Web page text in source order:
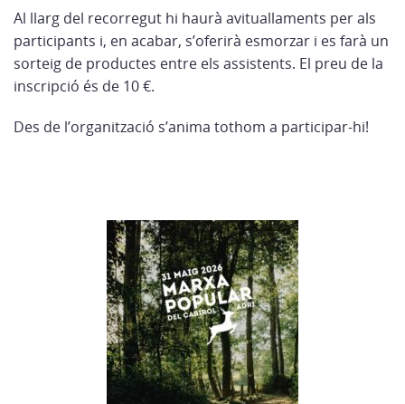
Al llarg del recorregut hi haurà avituallaments per als
participants i, en acabar, s’oferirà esmorzar i es farà un
sorteig de productes entre els assistents. El preu de la
inscripció és de 10 €.
Des de l’organització s’anima tothom a participar-hi!